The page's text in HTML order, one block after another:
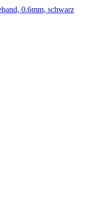
0.6mm, schwarz